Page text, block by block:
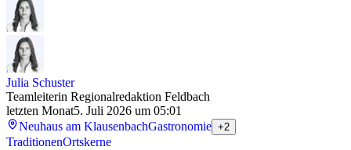
Julia Schuster
Teamleiterin Regionalredaktion Feldbach
letzten Monat5. Juli 2026 um 05:01
Neuhaus am KlausenbachGastronomie +2
TraditionenOrtskerne